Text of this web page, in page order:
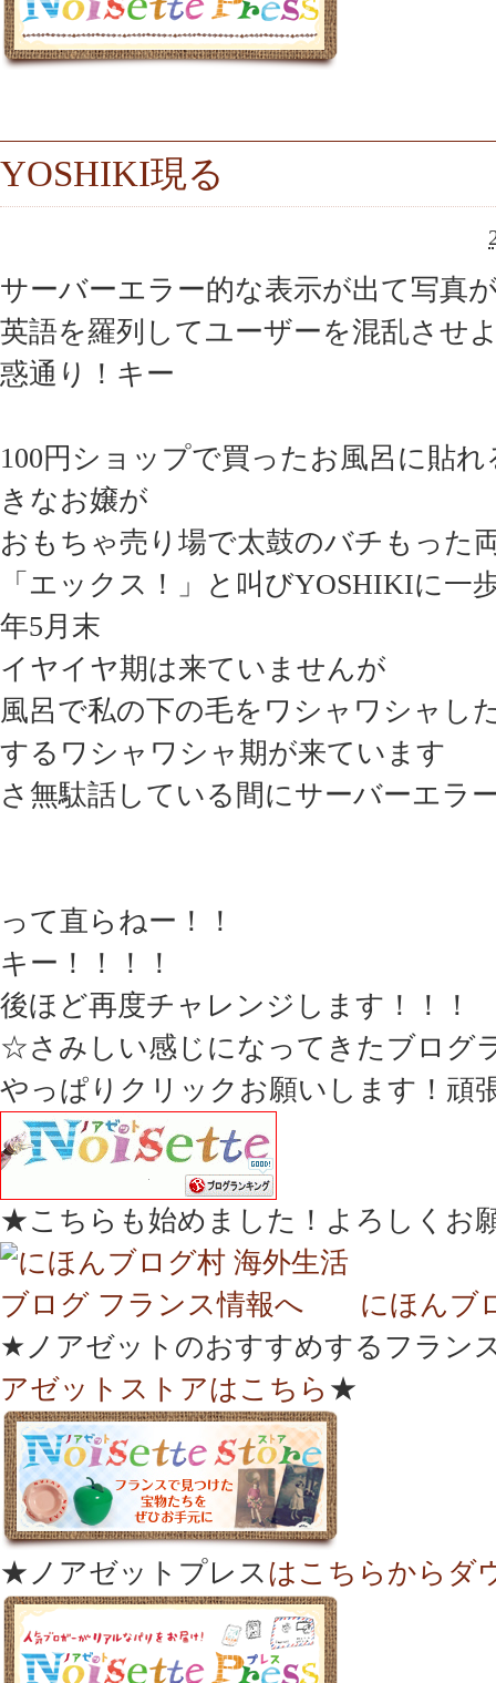
YOSHIKI現る
サーバーエラー的な表示が出て写真
英語を羅列してユーザーを混乱させ
惑通り！キー
100円ショップで買ったお風呂に貼
きなお嬢が
おもちゃ売り場で太鼓のバチもった
「エックス！」と叫びYOSHIKIに一
年5月末
イヤイヤ期は来ていませんが
風呂で私の下の毛をワシャワシャし
するワシャワシャ期が来ています
さ無駄話している間にサーバーエラ
って直らねー！！
キー！！！！
後ほど再度チャレンジします！！！
☆さみしい感じになってきたブログ
やっぱりクリックお願いします！頑
★こちらも始めました！よろしくお
にほんブ
★ノアゼットのおすすめするフラン
アゼットストアはこちら ★
★ノアゼットプレスはこちらからダ